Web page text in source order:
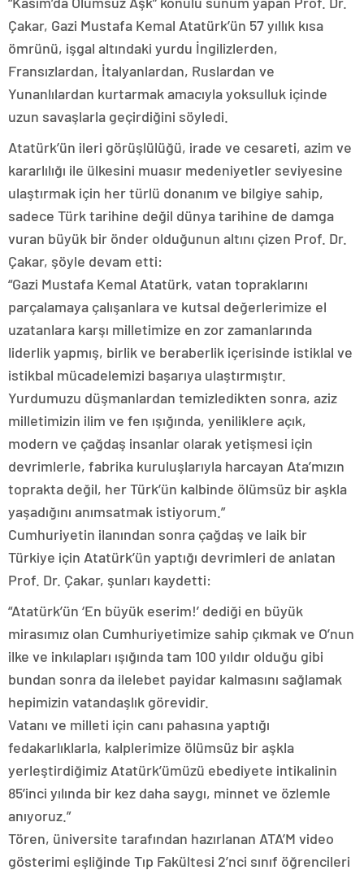
Çakar, Gazi Mustafa Kemal Atatürk’ün 57 yıllık kısa
ömrünü, işgal altındaki yurdu İngilizlerden,
Fransızlardan, İtalyanlardan, Ruslardan ve
Yunanlılardan kurtarmak amacıyla yoksulluk içinde
uzun savaşlarla geçirdiğini söyledi.
Atatürk’ün ileri görüşlülüğü, irade ve cesareti, azim ve
kararlılığı ile ülkesini muasır medeniyetler seviyesine
ulaştırmak için her türlü donanım ve bilgiye sahip,
sadece Türk tarihine değil dünya tarihine de damga
vuran büyük bir önder olduğunun altını çizen Prof. Dr.
Çakar, şöyle devam etti:
“Gazi Mustafa Kemal Atatürk, vatan topraklarını
parçalamaya çalışanlara ve kutsal değerlerimize el
uzatanlara karşı milletimize en zor zamanlarında
liderlik yapmış, birlik ve beraberlik içerisinde istiklal ve
istikbal mücadelemizi başarıya ulaştırmıştır.
Yurdumuzu düşmanlardan temizledikten sonra, aziz
milletimizin ilim ve fen ışığında, yeniliklere açık,
modern ve çağdaş insanlar olarak yetişmesi için
devrimlerle, fabrika kuruluşlarıyla harcayan Ata’mızın
toprakta değil, her Türk’ün kalbinde ölümsüz bir aşkla
yaşadığını anımsatmak istiyorum.”
Cumhuriyetin ilanından sonra çağdaş ve laik bir
Türkiye için Atatürk’ün yaptığı devrimleri de anlatan
Prof. Dr. Çakar, şunları kaydetti:
“Atatürk’ün ‘En büyük eserim!’ dediği en büyük
mirasımız olan Cumhuriyetimize sahip çıkmak ve O’nun
ilke ve inkılapları ışığında tam 100 yıldır olduğu gibi
bundan sonra da ilelebet payidar kalmasını sağlamak
hepimizin vatandaşlık görevidir.
Vatanı ve milleti için canı pahasına yaptığı
fedakarlıklarla, kalplerimize ölümsüz bir aşkla
yerleştirdiğimiz Atatürk’ümüzü ebediyete intikalinin
85’inci yılında bir kez daha saygı, minnet ve özlemle
anıyoruz.”
Tören, üniversite tarafından hazırlanan ATA’M video
gösterimi eşliğinde Tıp Fakültesi 2’nci sınıf öğrencileri